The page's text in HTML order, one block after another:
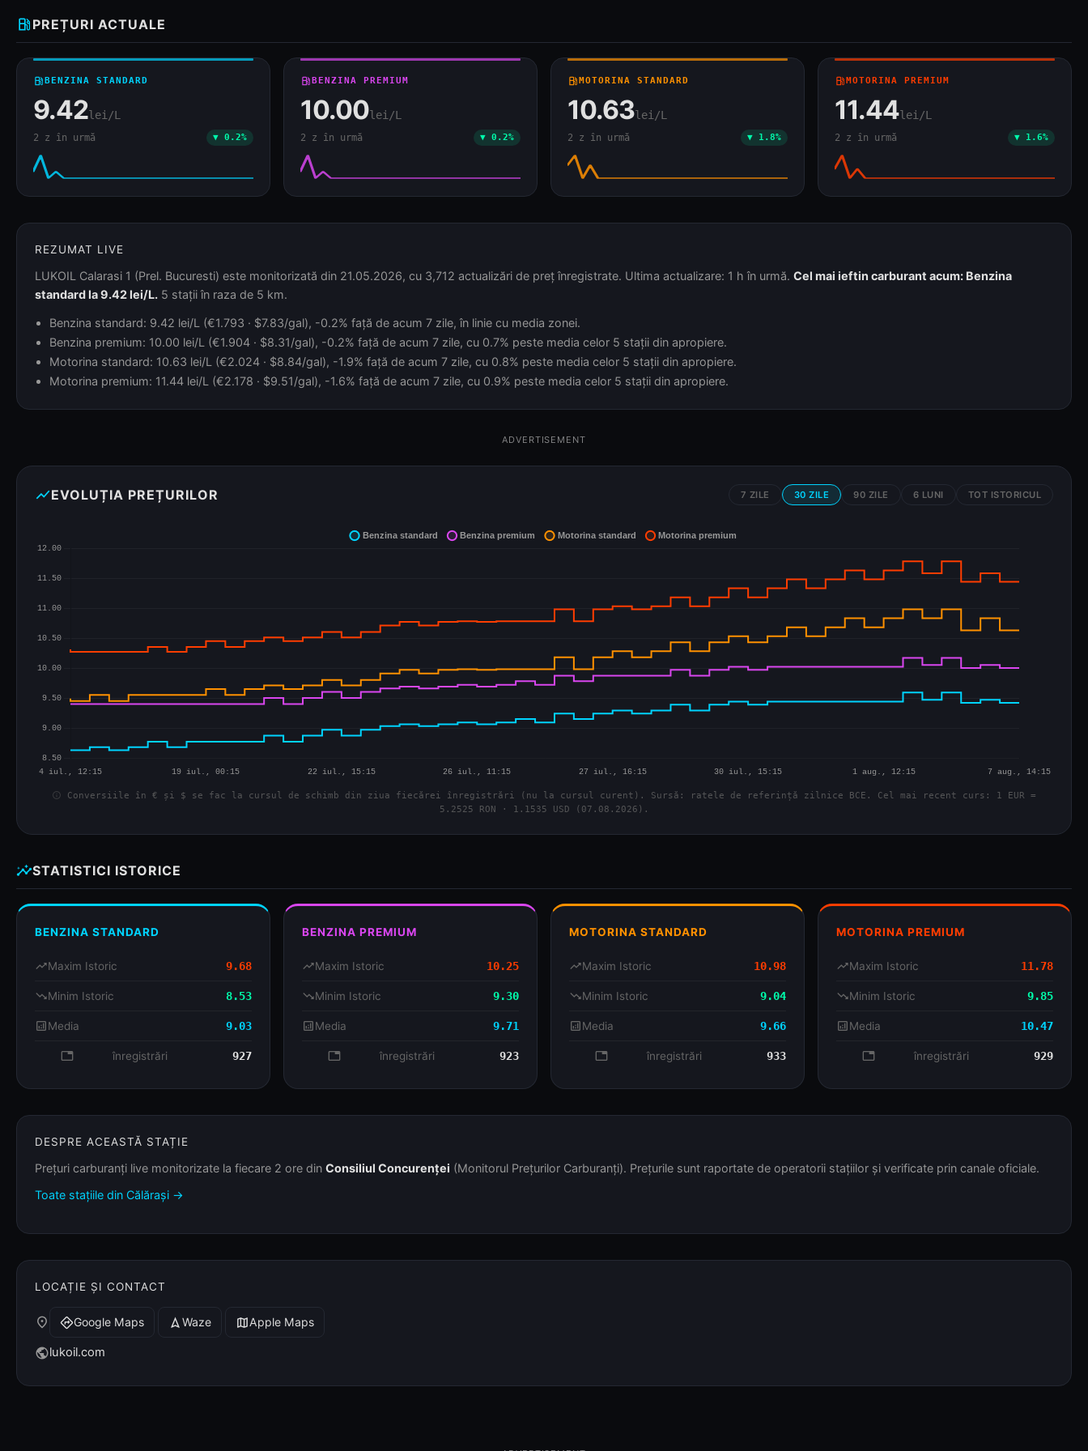
local_gas_station PREȚURI ACTUALE
local_gas_stationBENZINA STANDARD
9.42lei/L
2 z în urmă ▼ 0.2%
local_gas_stationBENZINA PREMIUM
10.00lei/L
2 z în urmă ▼ 0.2%
local_gas_stationMOTORINA STANDARD
10.63lei/L
2 z în urmă ▼ 1.8%
local_gas_stationMOTORINA PREMIUM
11.44lei/L
2 z în urmă ▼ 1.6%
REZUMAT LIVE
LUKOIL Calarasi 1 (Prel. Bucuresti) este monitorizată din 21.05.2026, cu 3,712 actualizări de preț înregistrate. Ultima actualizare: 1 h în urmă. Cel mai ieftin carburant acum: Benzina
standard la 9.42 lei/L. 5 stații în raza de 5 km.
Benzina standard: 9.42 lei/L (€1.793 · $7.83/gal), -0.2% față de acum 7 zile, în linie cu media zonei.
Benzina premium: 10.00 lei/L (€1.904 · $8.31/gal), -0.2% față de acum 7 zile, cu 0.7% peste media celor 5 stații din apropiere.
Motorina standard: 10.63 lei/L (€2.024 · $8.84/gal), -1.9% față de acum 7 zile, cu 0.8% peste media celor 5 stații din apropiere.
Motorina premium: 11.44 lei/L (€2.178 · $9.51/gal), -1.6% față de acum 7 zile, cu 0.9% peste media celor 5 stații din apropiere.
ADVERTISEMENT
show_chartEVOLUȚIA PREȚURILOR 7 ZILE 30 ZILE 90 ZILE 6 LUNI TOT ISTORICUL
info
Conversiile în € și $ se fac la cursul de schimb din ziua fiecărei înregistrări (nu la cursul curent). Sursă: ratele de referință zilnice BCE. Cel mai recent curs: 1 EUR =
5.2525 RON · 1.1535 USD (07.08.2026).
insightsSTATISTICI ISTORICE
BENZINA STANDARD
trending_upMaxim Istoric 9.68
trending_downMinim Istoric 8.53
analyticsMedia 9.03
database înregistrări 927
BENZINA PREMIUM
trending_upMaxim Istoric 10.25
trending_downMinim Istoric 9.30
analyticsMedia 9.71
database înregistrări 923
MOTORINA STANDARD
trending_upMaxim Istoric 10.98
trending_downMinim Istoric 9.04
analyticsMedia 9.66
database înregistrări 933
MOTORINA PREMIUM
trending_upMaxim Istoric 11.78
trending_downMinim Istoric 9.85
analyticsMedia 10.47
database înregistrări 929
DESPRE ACEASTĂ STAȚIE
Prețuri carburanți live monitorizate la fiecare 2 ore din Consiliul Concurenței (Monitorul Prețurilor Carburanți). Prețurile sunt raportate de operatorii stațiilor și verificate prin canale oficiale.
Toate stațiile din Călărași →
LOCAȚIE ȘI CONTACT
place directionsGoogle Maps navigation Waze mapApple Maps
publiclukoil.com